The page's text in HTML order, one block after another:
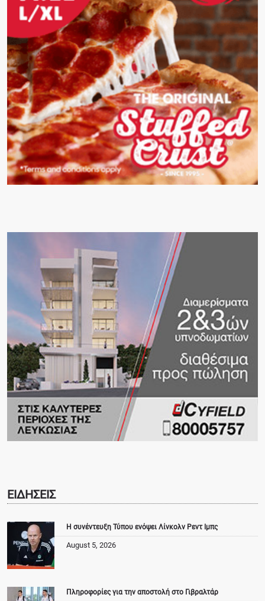
ΕΙΔΗΣΕΙΣ
Η συνέντευξη Τύπου ενόψει Λίνκολν Ρεντ Ιμπς
August 5, 2026
Πληροφορίες για την αποστολή στο Γιβραλτάρ